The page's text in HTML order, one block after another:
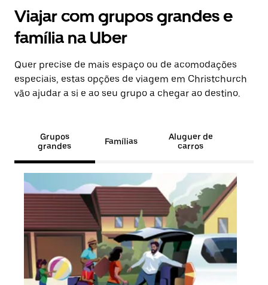
Viajar com grupos grandes e
família na Uber
Quer precise de mais espaço ou de acomodações
especiais, estas opções de viagem em Christchurch
vão ajudar a si e ao seu grupo a chegar ao destino.
Grupos
grandes
Famílias
Aluguer de
carros